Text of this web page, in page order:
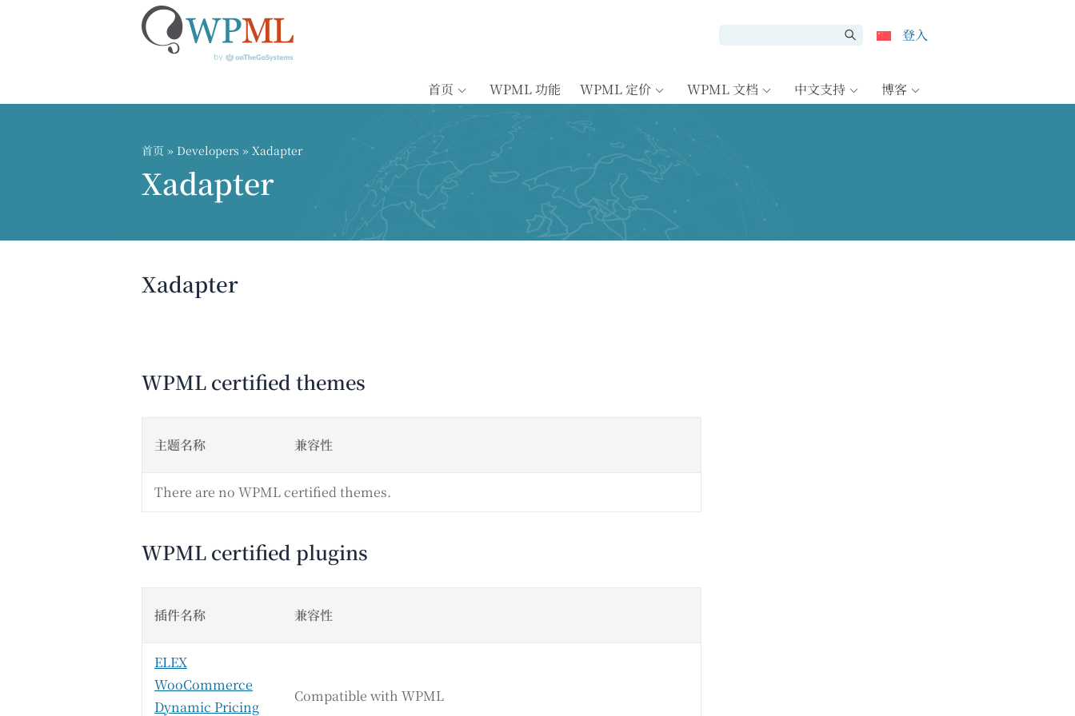
登入
首页 WPML 功能 WPML 定价 WPML 文档 中文支持 博客
首页 » Developers » Xadapter
Xadapter
Xadapter
WPML certified themes
主题名称 兼容性
There are no WPML certified themes.
WPML certified plugins
插件名称 兼容性
ELEX
WooCommerce
Dynamic Pricing
Compatible with WPML